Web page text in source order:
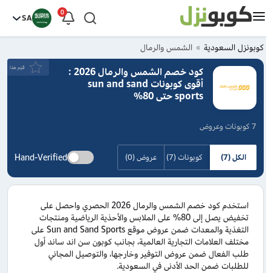
0
SA
كوبونزل السعودية الشمس والرمال
كود خصم الشمس والرمال 2026 :
أقوى كوبونات sun and sand
sports حتى 80%
7 كوبونات وعروض
قيَم هذا
الكل (7) كوبونات (7) عروض (0) Hand-Verified
استخدم كود خصم الشمس والرمال 2026 الحصري واحصل على
تخفيض يصل إلى 80% على الملابس والأحذية الرياضية ومنتجات
التغذية والمعدات ضمن عروض موقع Sun and Sand Sports على
مختلف العلامات التجارية العالمية، بجانب كوبون سن اند ساند أول
طلب الفعال ضمن عروض التوفير وخارجها، والتوصيل المجاني
للطلبات ضمن الحد الأدنى في السعودية.